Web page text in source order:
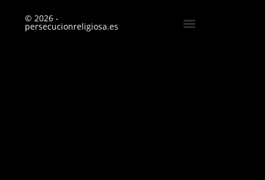
© 2026 -
persecucionreligiosa.es